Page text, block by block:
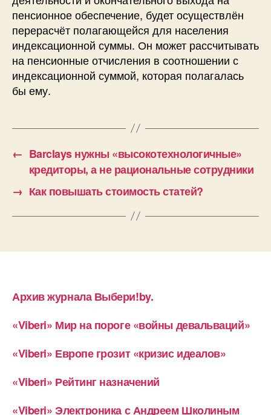
пенсионное обеспечение, будет осуществлён
перерасчёт полагающейся для населения
индексационной суммы. Он может рассчитывать
на пенсионные отчисления в соотношении с
индексационной суммой, которая полагалась
бы ему.
← Barclays нужны «высокотехнологичные»
кредиторы, а не рациональные сотрудники
→ Как повышать стоимость статей?
Архив журнала Выбери!by.
«Viberi» Мир на пороге «войны девальваций»
«Viberi» Европе грозит «кризис идеалов»
«Viberi» Рейтинг назначений
«Viberi» Электроника с Андреем Школиным